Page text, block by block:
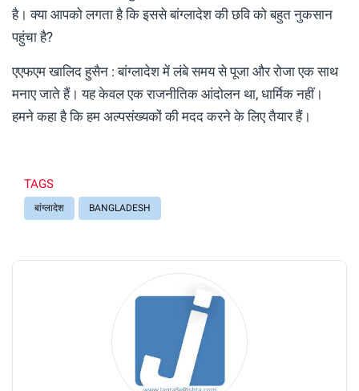
है। क्या आपको लगता है कि इससे बांग्लादेश की छवि को बहुत नुकसान
पहुंचा है?
एएफएम खालिद हुसैन : बांग्लादेश में लंबे समय से पूजा और रोजा एक साथ
मनाए जाते हैं। यह केवल एक राजनीतिक आंदोलन था, धार्मिक नहीं।
हमने कहा है कि हम अल्पसंख्यकों की मदद करने के लिए तैयार हैं।
TAGS
बांग्लादेश BANGLADESH